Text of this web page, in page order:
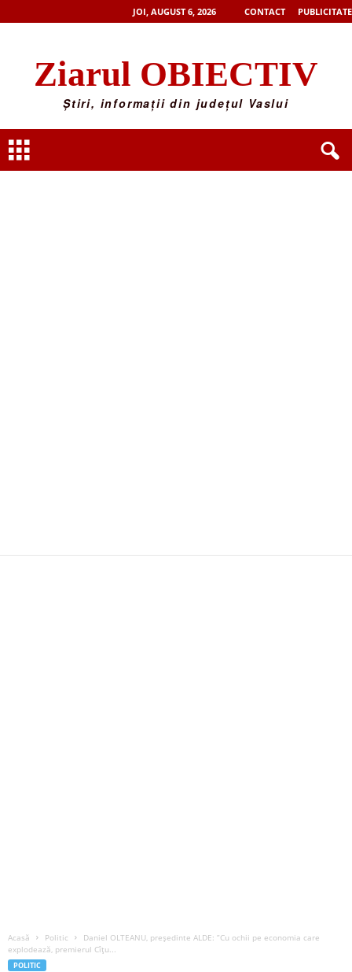
JOI, AUGUST 6, 2026 CONTACT PUBLICITATE
Ziarul OBIECTIV
Știri, informații din județul Vaslui
Acasă Politic
Daniel OLTEANU, președinte ALDE: ”Cu ochii pe economia care
explodează, premierul Cîțu...
POLITIC